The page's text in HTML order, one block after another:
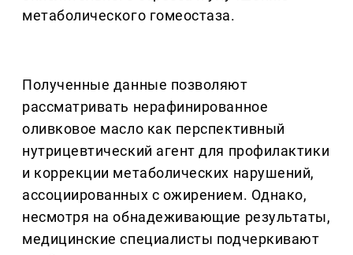
метаболического гомеостаза.
Полученные данные позволяют
рассматривать нерафинированное
оливковое масло как перспективный
нутрицевтический агент для профилактики
и коррекции метаболических нарушений,
ассоциированных с ожирением. Однако,
несмотря на обнадеживающие результаты,
медицинские специалисты подчеркивают